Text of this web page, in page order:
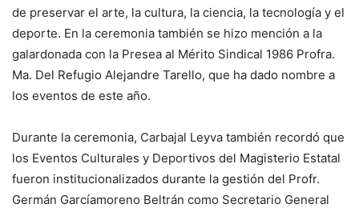
de preservar el arte, la cultura, la ciencia, la tecnología y el
deporte. En la ceremonia también se hizo mención a la
galardonada con la Presea al Mérito Sindical 1986 Profra.
Ma. Del Refugio Alejandre Tarello, que ha dado nombre a
los eventos de este año.
Durante la ceremonia, Carbajal Leyva también recordó que
los Eventos Culturales y Deportivos del Magisterio Estatal
fueron institucionalizados durante la gestión del Profr.
Germán Garcíamoreno Beltrán como Secretario General